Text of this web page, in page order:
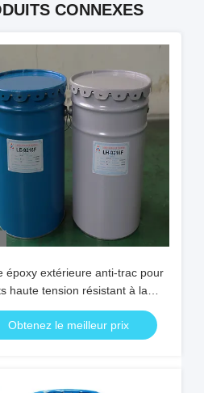
CONNEXES
époxy extérieure anti-trac pour
haute tension résistant à la
et aux chocs thermiques
Obtenez le meilleur prix